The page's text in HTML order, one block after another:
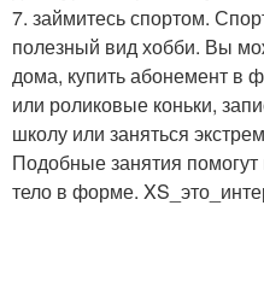
7. займитесь спортом.
полезный вид хобби. Вы
дома, купить абонемент в
или роликовые коньки,
школу или заняться
Подобные занятия
тело в форме.